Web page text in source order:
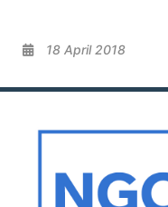
18 April 2018